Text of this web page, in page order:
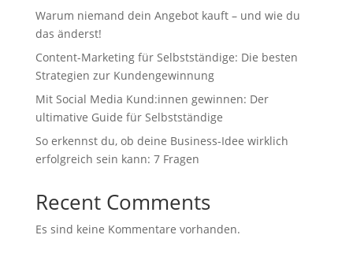
Warum niemand dein Angebot kauft – und wie du
das änderst!
Content-Marketing für Selbstständige: Die besten
Strategien zur Kundengewinnung
Mit Social Media Kund:innen gewinnen: Der
ultimative Guide für Selbstständige
So erkennst du, ob deine Business-Idee wirklich
erfolgreich sein kann: 7 Fragen
Recent Comments
Es sind keine Kommentare vorhanden.